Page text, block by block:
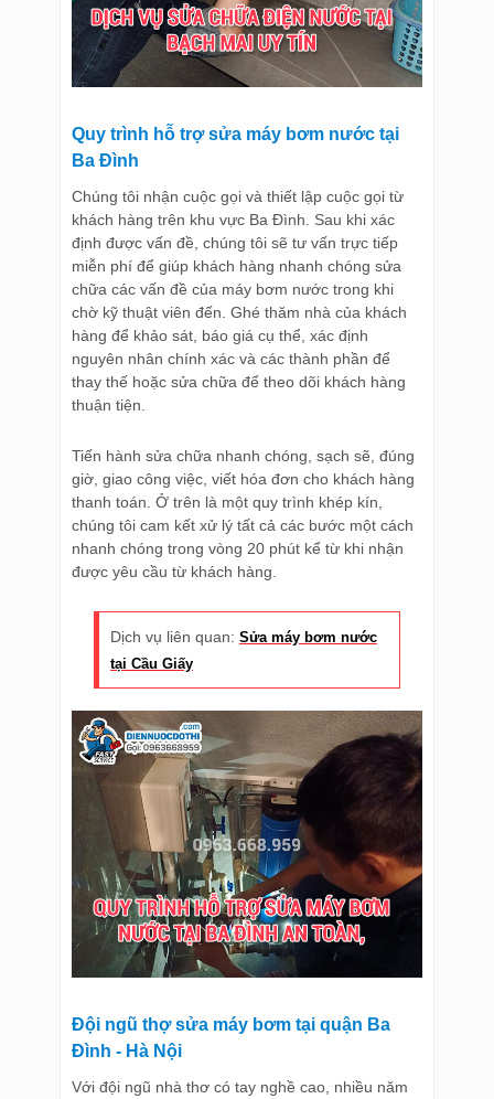
Quy trình hỗ trợ sửa máy bơm nước tại
Ba Đình
Chúng tôi nhận cuộc gọi và thiết lập cuộc gọi từ
khách hàng trên khu vực Ba Đình. Sau khi xác
định được vấn đề, chúng tôi sẽ tư vấn trực tiếp
miễn phí để giúp khách hàng nhanh chóng sửa
chữa các vấn đề của máy bơm nước trong khi
chờ kỹ thuật viên đến. Ghé thăm nhà của khách
hàng để khảo sát, báo giá cụ thể, xác định
nguyên nhân chính xác và các thành phần để
thay thế hoặc sửa chữa để theo dõi khách hàng
thuận tiện.
Tiến hành sửa chữa nhanh chóng, sạch sẽ, đúng
giờ, giao công việc, viết hóa đơn cho khách hàng
thanh toán. Ở trên là một quy trình khép kín,
chúng tôi cam kết xử lý tất cả các bước một cách
nhanh chóng trong vòng 20 phút kể từ khi nhận
được yêu cầu từ khách hàng.
Dịch vụ liên quan: Sửa máy bơm nước
tại Cầu Giấy
Đội ngũ thợ sửa máy bơm tại quận Ba
Đình - Hà Nội
Với đội ngũ nhà thơ có tay nghề cao, nhiều năm